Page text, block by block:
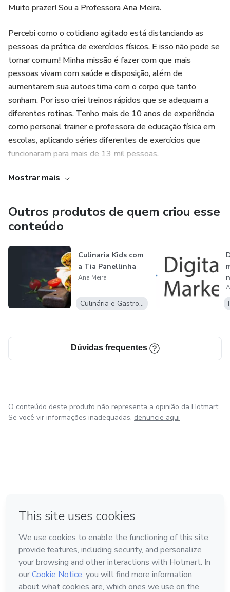
Muito prazer! Sou a Professora Ana Meira.
Percebi como o cotidiano agitado está distanciando as
pessoas da prática de exercícios físicos. E isso não pode se
tornar comum! Minha missão é fazer com que mais
pessoas vivam com saúde e disposição, além de
aumentarem sua autoestima com o corpo que tanto
sonham. Por isso criei treinos rápidos que se adequam a
diferentes rotinas. Tenho mais de 10 anos de experiência
como personal trainer e professora de educação física em
escolas, aplicando séries diferentes de exercícios que
funcionaram para mais de 13 mil pessoas.
Mostrar mais
Outros produtos de quem criou esse
conteúdo
Culinaria Kids com
a Tia Panellinha
Ana Meira
Culinária e Gastronomia
Dúvidas frequentes
O conteúdo deste produto não representa a opinião da Hotmart.
Se você vir informações inadequadas, denuncie aqui
Feito com ❤ na Cidade do México
Conheça a Hotmart